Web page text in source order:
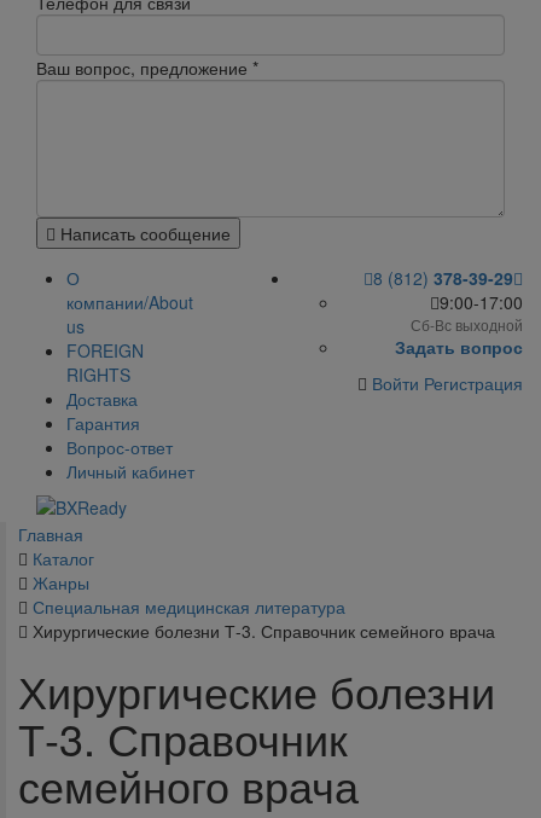
Ваш вопрос, предложение *
Написать сообщение
О
компании/About
us
FOREIGN
RIGHTS
Доставка
Гарантия
Вопрос-ответ
Личный кабинет
8 (812) 378-39-29
9:00-17:00
Сб-Вс выходной
Задать вопрос
Войти Регистрация
Главная
Каталог
Жанры
Специальная медицинская литература
Хирургические болезни Т-3. Справочник семейного врача
Хирургические болезни
Т-3. Справочник
семейного врача